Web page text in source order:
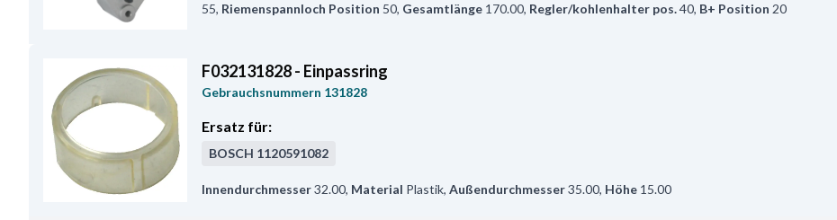
55, Riemenspannloch Position 50, Gesamtlänge 170.00, Regler/kohlenhalter pos.40, B+ Position 20
F032131828 - Einpassring
Gebrauchsnummern 131828
Ersatz für:
BOSCH 1120591082
Innendurchmesser32.00, Material Plastik, Außendurchmesser35.00, Höhe 15.00